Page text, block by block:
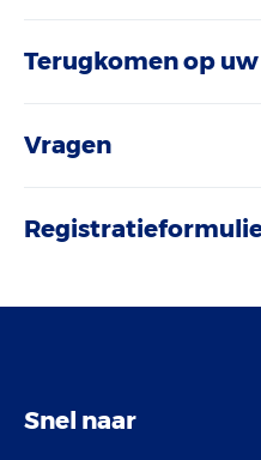
Terugkomen op
Vragen
Snel naar